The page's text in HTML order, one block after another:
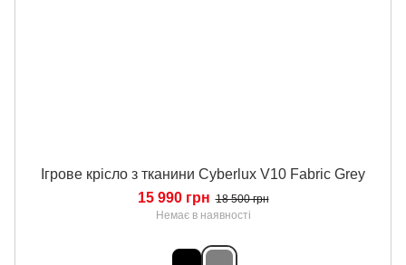
Ігрове крісло з тканини Cyberlux V10 Fabric Grey
15 990 грн 18 500 грн
Немає в наявності